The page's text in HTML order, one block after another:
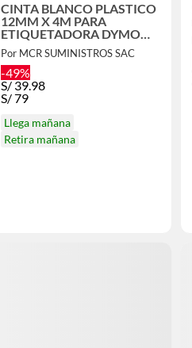
CINTA BLANCO PLASTICO
12MM X 4M PARA
ETIQUETADORA DYMO
LETRATAG LT-100H
Por MCR SUMINISTROS SAC
-49%
S/ 39.98
S/79
Llega mañana
Retira mañana